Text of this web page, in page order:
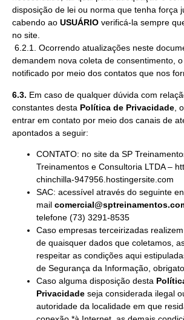
disposição de lei ou norma que tenha força
cabendo ao USUÁRIO verificá-la sempre
no site.
6.2.1. Ocorrendo atualizações neste
demandem nova coleta de consentimento, o
notificado por meio dos contatos que nos
6.3. Em caso de qualquer dúvida com
constantes desta Política de Privacidade , o
entrar em contato por meio dos canais de
apontados a seguir:
CONTATO: no site da SP
Treinamentos e Consultoria LTDA –
chinchilla-947956.hostingersite.com
SAC: acessível através do seguinte
mail
telefone (73) 3291-8535
Caso empresas terceirizadas
de quaisquer dados que coletamos,
respeitar as condições aqui
de Segurança da Informação,
Caso alguma disposição desta
Privacidade seja considerada ilegal
autoridade da localidade em que